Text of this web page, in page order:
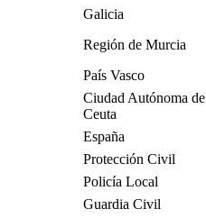
Galicia
Región de Murcia
País Vasco
Ciudad Autónoma de
Ceuta
España
Protección Civil
Policía Local
Guardia Civil